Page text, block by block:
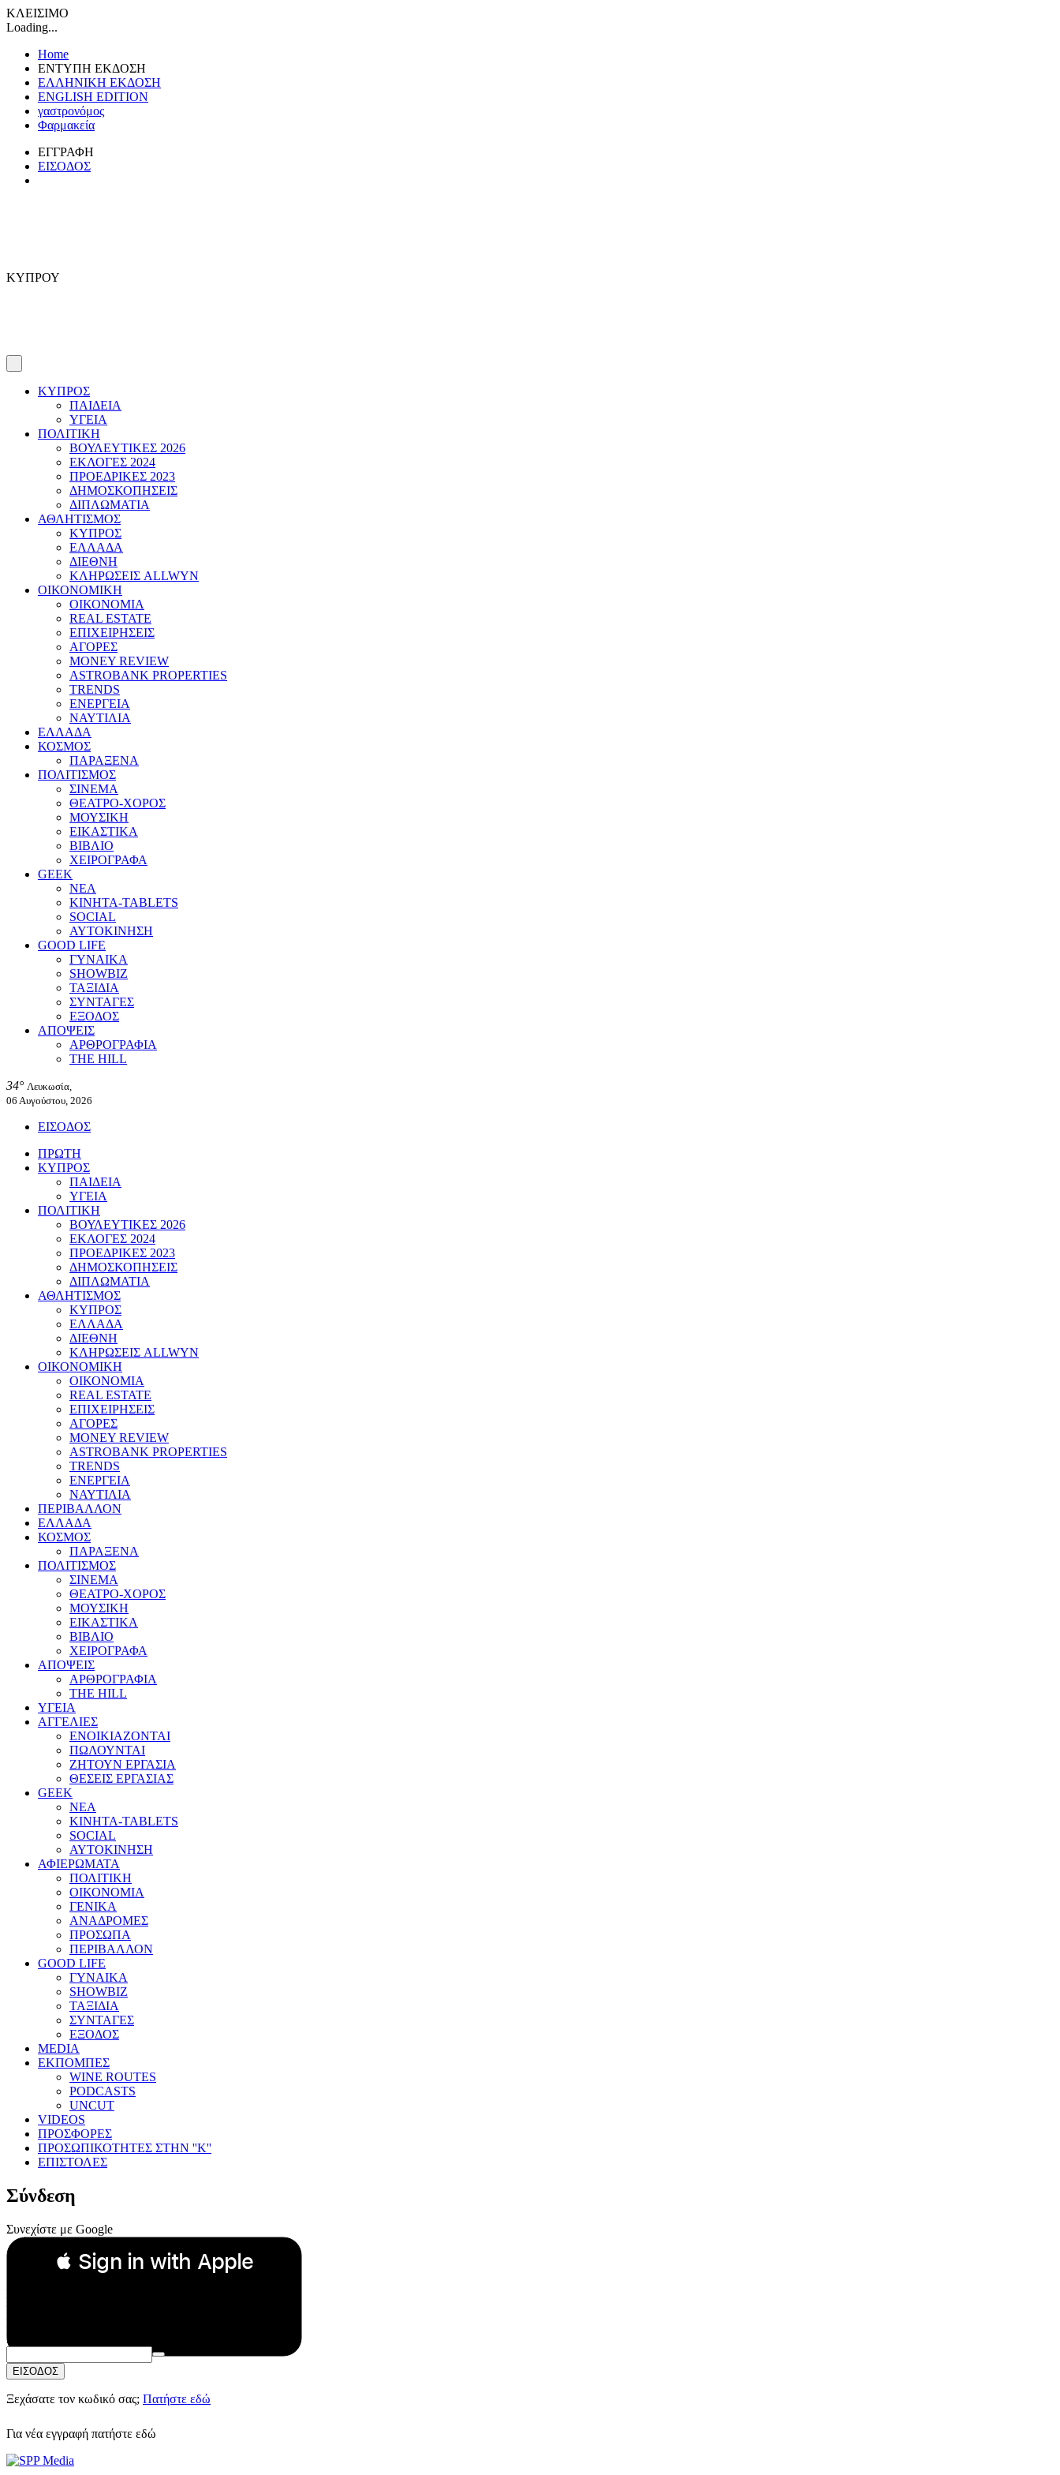
ΚΛΕΙΣΙΜΟ
Loading...
Home
ΕΝΤΥΠΗ ΕΚΔΟΣΗ
ΕΛΛΗΝΙΚΗ ΕΚΔΟΣΗ
ENGLISH EDITION
γαστρονόμος
Φαρμακεία
ΕΓΓΡΑΦΗ
ΕΙΣΟΔΟΣ
ΚΥΠΡΟΥ
ΚΥΠΡΟΣ
ΠΑΙΔΕΙΑ
ΥΓΕΙΑ
ΠΟΛΙΤΙΚΗ
ΒΟΥΛΕΥΤΙΚΕΣ 2026
ΕΚΛΟΓΕΣ 2024
ΠΡΟΕΔΡΙΚΕΣ 2023
ΔΗΜΟΣΚΟΠΗΣΕΙΣ
ΔΙΠΛΩΜΑΤΙΑ
ΑΘΛΗΤΙΣΜΟΣ
ΚΥΠΡΟΣ
ΕΛΛΑΔΑ
ΔΙΕΘΝΗ
ΚΛΗΡΩΣΕΙΣ ALLWYN
ΟΙΚΟΝΟΜΙΚΗ
ΟΙΚΟΝΟΜΙΑ
REAL ESTATE
ΕΠΙΧΕΙΡΗΣΕΙΣ
ΑΓΟΡΕΣ
MONEY REVIEW
ASTROBANK PROPERTIES
TRENDS
ΕΝΕΡΓΕΙΑ
ΝΑΥΤΙΛΙΑ
ΕΛΛΑΔΑ
ΚΟΣΜΟΣ
ΠΑΡΑΞΕΝΑ
ΠΟΛΙΤΙΣΜΟΣ
ΣΙΝΕΜΑ
ΘΕΑΤΡΟ-ΧΟΡΟΣ
ΜΟΥΣΙΚΗ
ΕΙΚΑΣΤΙΚΑ
ΒΙΒΛΙΟ
ΧΕΙΡΟΓΡΑΦΑ
GEEK
ΝΕΑ
ΚΙΝΗΤΑ-TABLETS
SOCIAL
ΑΥΤΟΚΙΝΗΣΗ
GOOD LIFE
ΓΥΝΑΙΚΑ
SHOWBIZ
ΤΑΞΙΔΙΑ
ΣΥΝΤΑΓΕΣ
ΕΞΟΔΟΣ
ΑΠΟΨΕΙΣ
ΑΡΘΡΟΓΡΑΦΙΑ
THE HILL
34° Λευκωσία,
06 Αυγούστου, 2026
ΕΙΣΟΔΟΣ
ΠΡΩΤΗ
ΚΥΠΡΟΣ
ΠΑΙΔΕΙΑ
ΥΓΕΙΑ
ΠΟΛΙΤΙΚΗ
ΒΟΥΛΕΥΤΙΚΕΣ 2026
ΕΚΛΟΓΕΣ 2024
ΠΡΟΕΔΡΙΚΕΣ 2023
ΔΗΜΟΣΚΟΠΗΣΕΙΣ
ΔΙΠΛΩΜΑΤΙΑ
ΑΘΛΗΤΙΣΜΟΣ
ΚΥΠΡΟΣ
ΕΛΛΑΔΑ
ΔΙΕΘΝΗ
ΚΛΗΡΩΣΕΙΣ ALLWYN
ΟΙΚΟΝΟΜΙΚΗ
ΟΙΚΟΝΟΜΙΑ
REAL ESTATE
ΕΠΙΧΕΙΡΗΣΕΙΣ
ΑΓΟΡΕΣ
MONEY REVIEW
ASTROBANK PROPERTIES
TRENDS
ΕΝΕΡΓΕΙΑ
ΝΑΥΤΙΛΙΑ
ΠΕΡΙΒΑΛΛΟΝ
ΕΛΛΑΔΑ
ΚΟΣΜΟΣ
ΠΑΡΑΞΕΝΑ
ΠΟΛΙΤΙΣΜΟΣ
ΣΙΝΕΜΑ
ΘΕΑΤΡΟ-ΧΟΡΟΣ
ΜΟΥΣΙΚΗ
ΕΙΚΑΣΤΙΚΑ
ΒΙΒΛΙΟ
ΧΕΙΡΟΓΡΑΦΑ
ΑΠΟΨΕΙΣ
ΑΡΘΡΟΓΡΑΦΙΑ
THE HILL
ΥΓΕΙΑ
ΑΓΓΕΛΙΕΣ
ΕΝΟΙΚΙΑΖΟΝΤΑΙ
ΠΩΛΟΥΝΤΑΙ
ΖΗΤΟΥΝ ΕΡΓΑΣΙΑ
ΘΕΣΕΙΣ ΕΡΓΑΣΙΑΣ
GEEK
ΝΕΑ
ΚΙΝΗΤΑ-TABLETS
SOCIAL
ΑΥΤΟΚΙΝΗΣΗ
ΑΦΙΕΡΩΜΑΤΑ
ΠΟΛΙΤΙΚΗ
ΟΙΚΟΝΟΜΙΑ
ΓΕΝΙΚΑ
ΑΝΑΔΡΟΜΕΣ
ΠΡΟΣΩΠΑ
ΠΕΡΙΒΑΛΛΟΝ
GOOD LIFE
ΓΥΝΑΙΚΑ
SHOWBIZ
ΤΑΞΙΔΙΑ
ΣΥΝΤΑΓΕΣ
ΕΞΟΔΟΣ
MEDIA
ΕΚΠΟΜΠΕΣ
WINE ROUTES
PODCASTS
UNCUT
VIDEOS
ΠΡΟΣΦΟΡΕΣ
ΠΡΟΣΩΠΙΚΟΤΗΤΕΣ ΣΤΗΝ ''Κ''
ΕΠΙΣΤΟΛΕΣ
Σύνδεση
Συνεχίστε με Google
 Sign in with Apple
Συνεχίστε με Apple
ή
Email:
Κωδικός Πρόσβασης:
ΕΙΣΟΔΟΣ
Ξεχάσατε τον κωδικό σας; Πατήστε εδώ
Για νέα εγγραφή πατήστε εδώ